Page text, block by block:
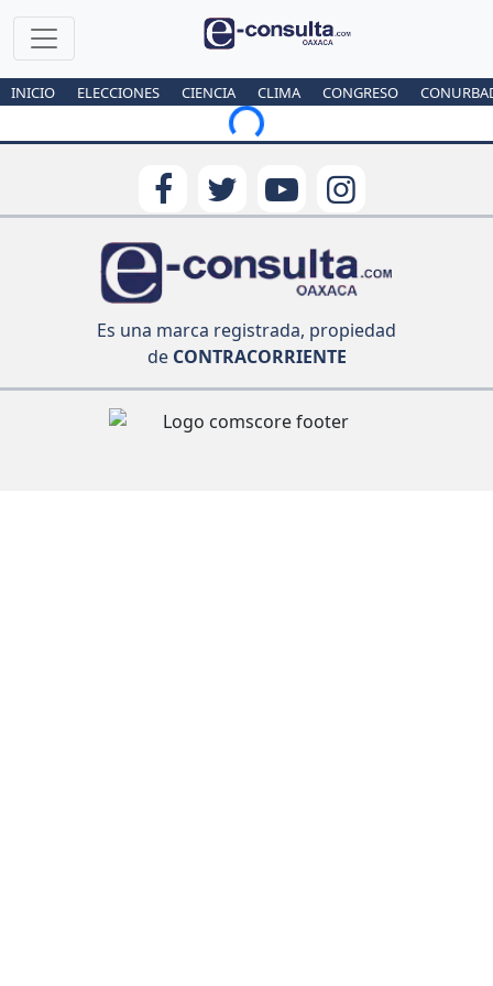
INICIO ELECCIONES CIENCIA CLIMA CONGRESO
Loading...
Es una marca registrada, propiedad
deCONTRACORRIENTE